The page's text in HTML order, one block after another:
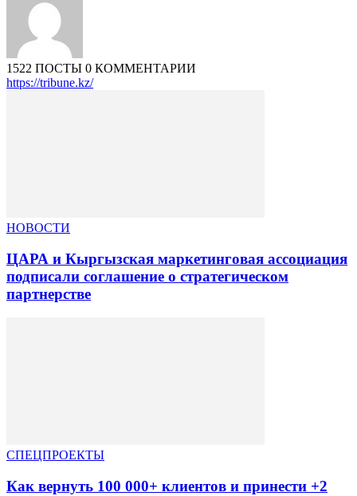
1522 ПОСТЫ 0 КОММЕНТАРИИ
https://tribune.kz/
НОВОСТИ
ЦАРА и Кыргызская маркетинговая ассоциация
подписали соглашение о стратегическом
партнерстве
СПЕЦПРОЕКТЫ
Как вернуть 100 000+ клиентов и принести +2